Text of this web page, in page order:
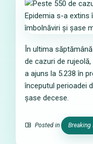
În ultima
de cazuri de
a ajuns la 5.238 în
începutul perioadei
șase decese.
Posted in Breaking